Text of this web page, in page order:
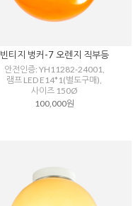
빈티지 벙커-7 오렌지 직부등
안전인증: YH11282-24001,
램프 LED E14*1(별도구매),
사이즈 150Ø
100,000원